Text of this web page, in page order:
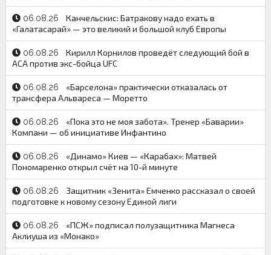
06.08.26
Канчельскис: Батракову надо ехать в
«Галатасарай» — это великий и большой клуб Европы
06.08.26
Кирилл Корнилов проведёт следующий бой в
АСА против экс-бойца UFC
06.08.26
«Барселона» практически отказалась от
трансфера Альвареса — Моретто
06.08.26
«Пока это не моя забота». Тренер «Баварии»
Компани — об инициативе Инфантино
06.08.26
«Динамо» Киев — «Карабах»: Матвей
Пономаренко открыл счёт на 10-й минуте
06.08.26
Защитник «Зенита» Емченко рассказал о своей
подготовке к новому сезону Единой лиги
06.08.26
«ПСЖ» подписал полузащитника Магнеса
Аклиуша из «Монако»